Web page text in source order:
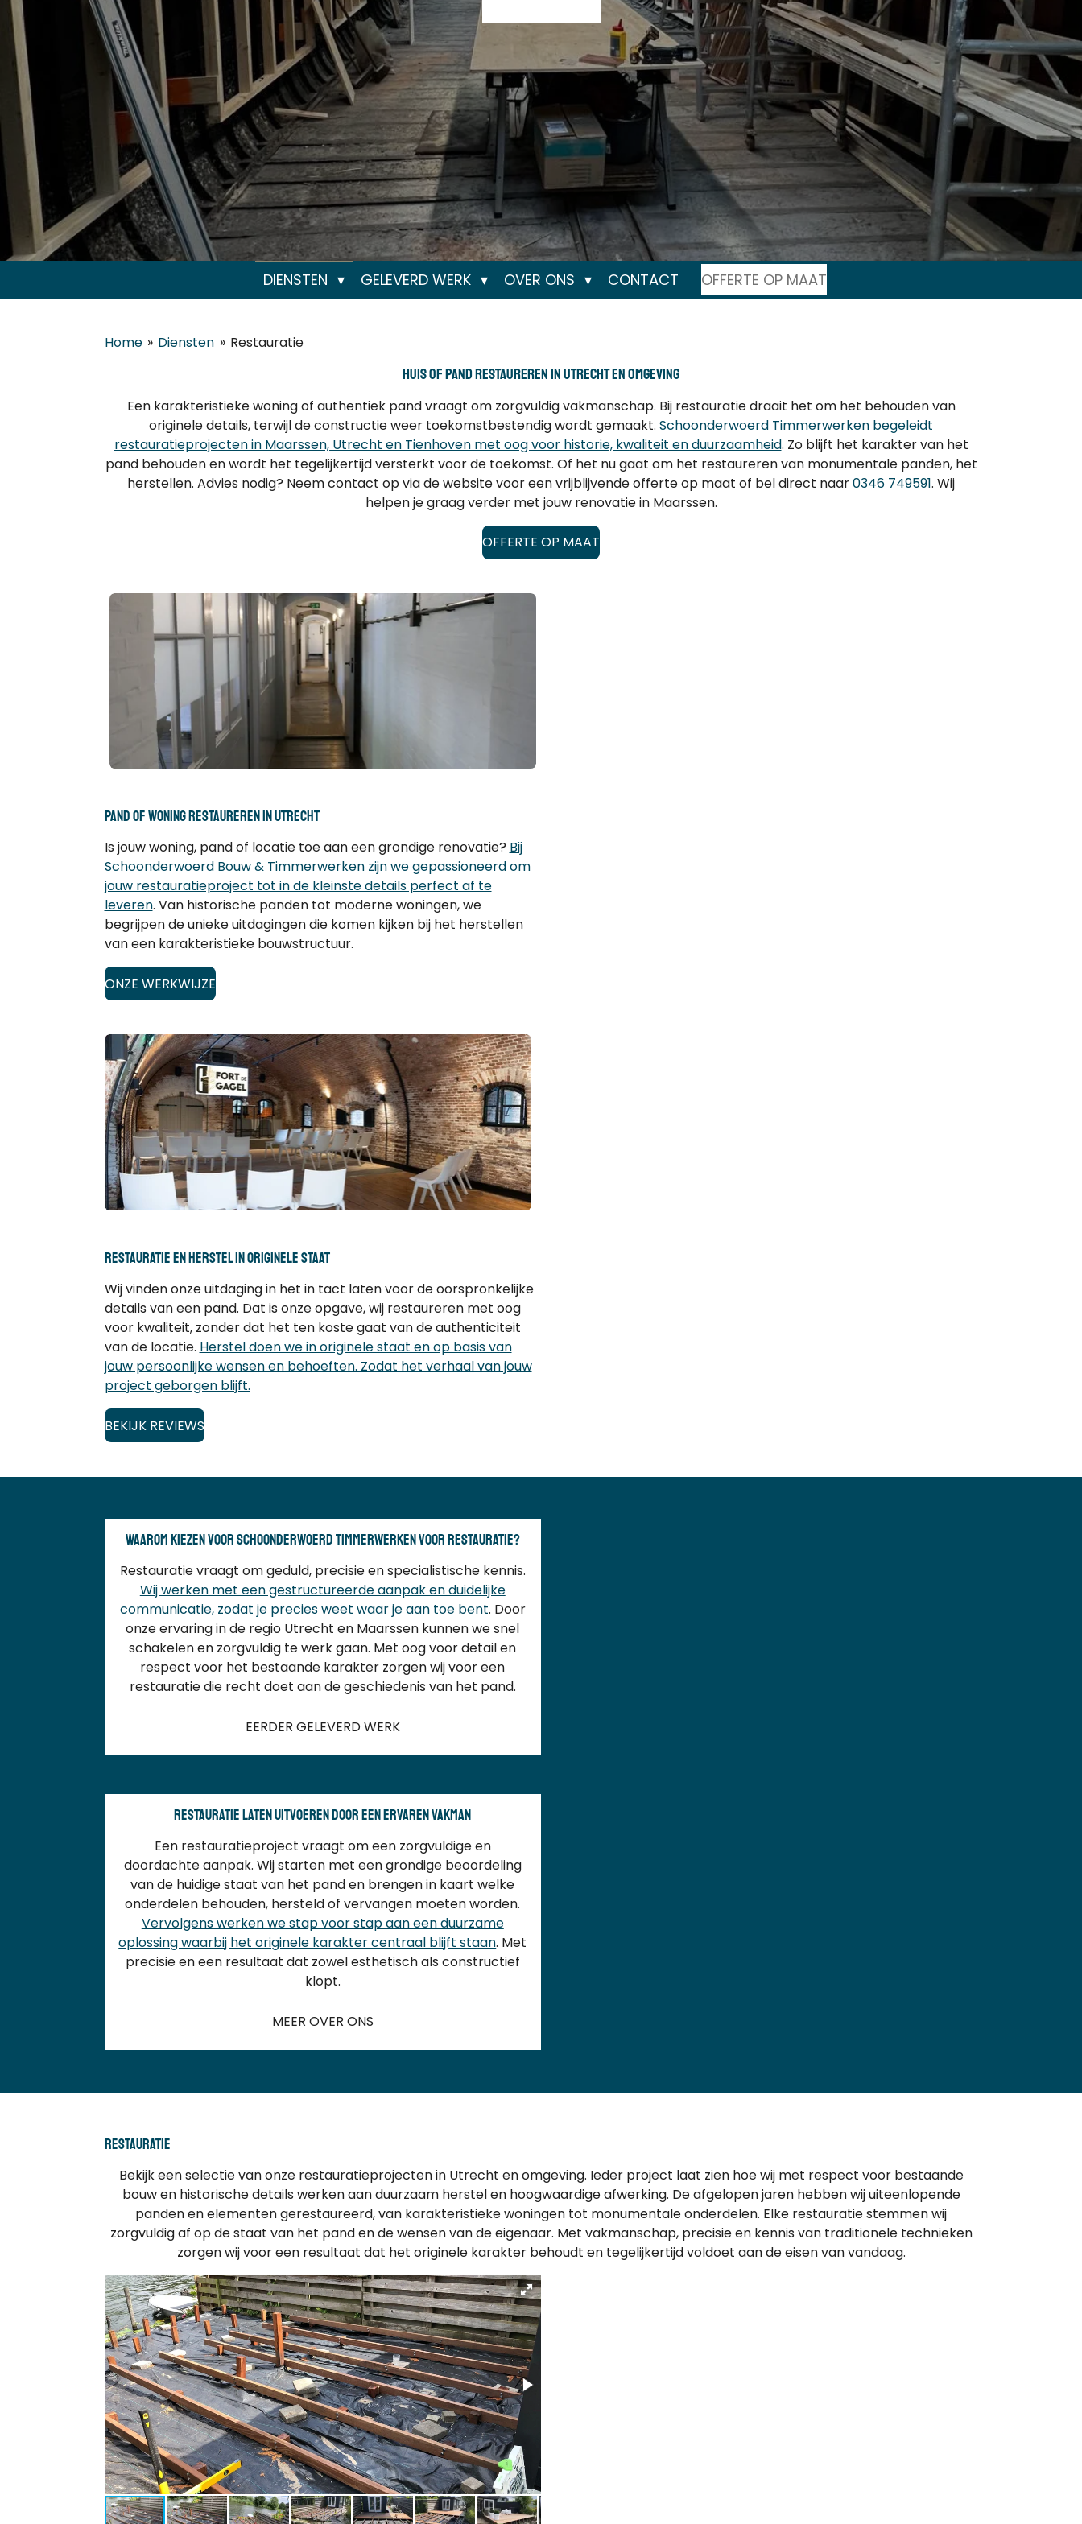
DIENSTEN GELEVERD WERK OVER ONS CONTACT OFFERTE OP MAAT
Home » Diensten » Restauratie
Huis of pand restaureren in UTRECHT en omgeving
Een karakteristieke woning of authentiek pand vraagt om zorgvuldig vakmanschap. Bij restauratie draait het om het behouden van
originele details, terwijl de constructie weer toekomstbestendig wordt gemaakt. Schoonderwoerd Timmerwerken begeleidt
restauratieprojecten in Maarssen, Utrecht en Tienhoven met oog voor historie, kwaliteit en duurzaamheid. Zo blijft het karakter van het
pand behouden en wordt het tegelijkertijd versterkt voor de toekomst. Of het nu gaat om het restaureren van monumentale panden, het
herstellen. Advies nodig? Neem contact op via de website voor een vrijblijvende offerte op maat of bel direct naar0346 749591. Wij
helpen je graag verder met jouw renovatie in Maarssen.
OFFERTE OP MAAT
PAND OF woning restaureren in UTRECHT
Is jouw woning, pand of locatie toe aan een grondige renovatie? Bij
Schoonderwoerd Bouw & Timmerwerken zijn we gepassioneerd om
jouw restauratieproject tot in de kleinste details perfect af te
leveren. Van historische panden tot moderne woningen, we
begrijpen de unieke uitdagingen die komen kijken bij het herstellen
van een karakteristieke bouwstructuur.
ONZE WERKWIJZE
restauratie en herstel in originele staat
Wij vinden onze uitdaging in het in tact laten voor de oorspronkelijke
details van een pand. Dat is onze opgave, wij restaureren met oog
voor kwaliteit, zonder dat het ten koste gaat van de authenticiteit
van de locatie. Herstel doen we in originele staat en op basis van
jouw persoonlijke wensen en behoeften. Zodat het verhaal van jouw
project geborgen blijft.
BEKIJK REVIEWS
Waarom kiezen voor Schoonderwoerd Timmerwerken voor restauratie?
Restauratie vraagt om geduld, precisie en specialistische kennis.
Wij werken met een gestructureerde aanpak en duidelijke
communicatie, zodat je precies weet waar je aan toe bent. Door
onze ervaring in de regio Utrecht en Maarssen kunnen we snel
schakelen en zorgvuldig te werk gaan. Met oog voor detail en
respect voor het bestaande karakter zorgen wij voor een
restauratie die recht doet aan de geschiedenis van het pand.
EERDER GELEVERD WERK
Restauratie laten uitvoeren door een ervaren vakman
Een restauratieproject vraagt om een zorgvuldige en
doordachte aanpak. Wij starten met een grondige beoordeling
van de huidige staat van het pand en brengen in kaart welke
onderdelen behouden, hersteld of vervangen moeten worden.
Vervolgens werken we stap voor stap aan een duurzame
oplossing waarbij het originele karakter centraal blijft staan. Met
precisie en een resultaat dat zowel esthetisch als constructief
klopt.
MEER OVER ONS
Restauratie
Bekijk een selectie van onze restauratieprojecten in Utrecht en omgeving. Ieder project laat zien hoe wij met respect voor bestaande
bouw en historische details werken aan duurzaam herstel en hoogwaardige afwerking. De afgelopen jaren hebben wij uiteenlopende
panden en elementen gerestaureerd, van karakteristieke woningen tot monumentale onderdelen. Elke restauratie stemmen wij
zorgvuldig af op de staat van het pand en de wensen van de eigenaar. Met vakmanschap, precisie en kennis van traditionele technieken
zorgen wij voor een resultaat dat het originele karakter behoudt en tegelijkertijd voldoet aan de eisen van vandaag.